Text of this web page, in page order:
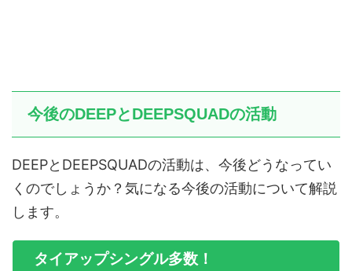
今後のDEEPとDEEPSQUADの活動
DEEPとDEEPSQUADの活動は、今後どうなってい
くのでしょうか？気になる今後の活動について解説
します。
タイアップシングル多数！